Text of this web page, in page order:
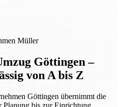
Müller
Göttingen –
von A bis Z
Göttingen übernimmt die
Planung bis zur Einrichtung.